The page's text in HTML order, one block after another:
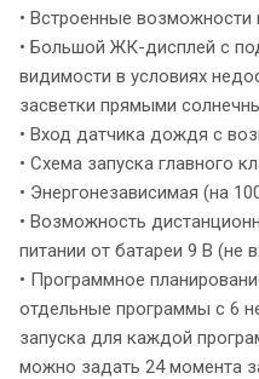
• Встроенные возможности
• Большой ЖК-дисплей с
видимости в условиях
засветки прямыми
• Вход датчика дождя с
• Схема запуска главного
• Энергонезависимая (на
• Возможность
питании от батареи 9 В (не
• Программное
отдельные программы с 6
запуска для каждой
можно задать 24 момента